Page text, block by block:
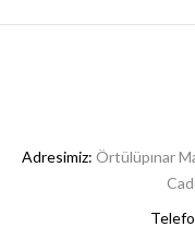
Adresimiz: Örtülüpınar